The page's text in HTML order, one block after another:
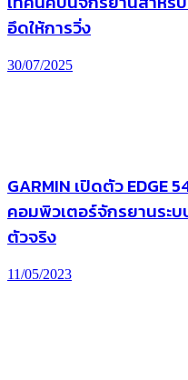
อึดให้การวิ่ง
30/07/2025
GARMIN เปิดตัว EDGE
คอมพิวเตอร์จักรยานระบ
ตัวจริง
11/05/2023